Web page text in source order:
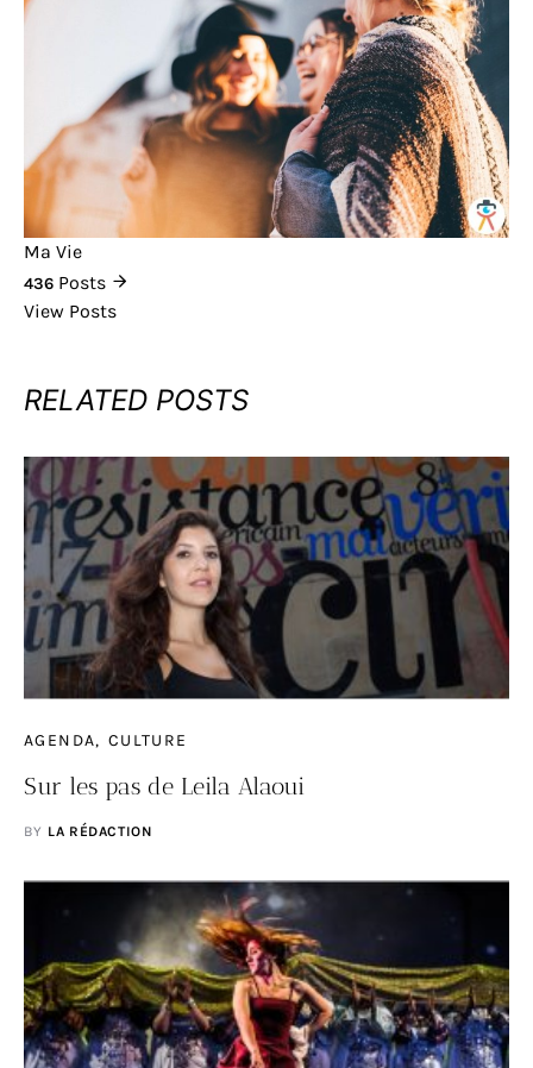
Ma Vie
436 Posts
View Posts
RELATED POSTS
AGENDA CULTURE
Sur les pas de Leila Alaoui
BY LA RÉDACTION